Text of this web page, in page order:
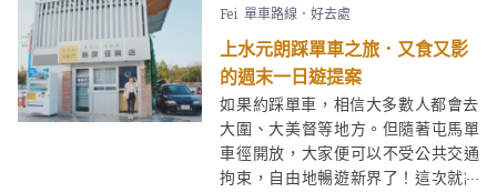
先到cafe嘆個tea，再到春秧街及北角
海濱街拍，並以紅香爐峰觀日落為終
站。
Fei 單車路線．好去處
上水元朗踩單車之旅．又食又影
的週末一日遊提案
如果約踩單車，相信大多數人都會去
大圍、大美督等地方。但隨著屯馬單
車徑開放，大家便可以不受公共交通
拘束，自由地暢遊新界了！這次就讓